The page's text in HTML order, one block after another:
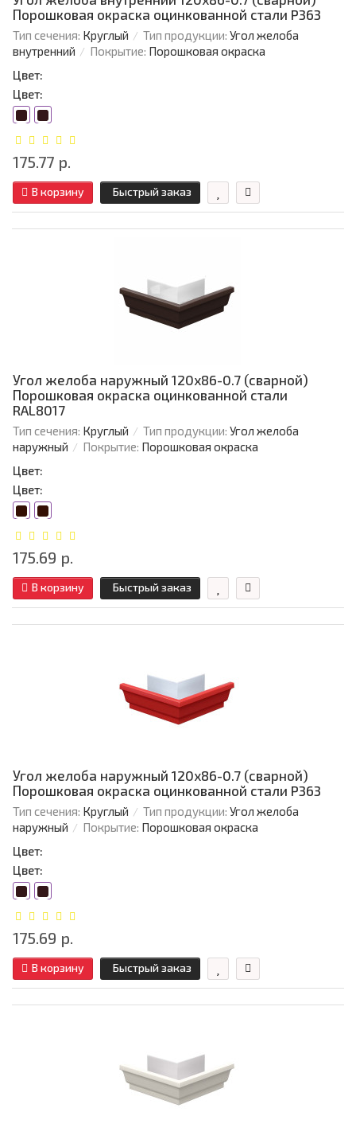
Порошковая окраска оцинкованной стали P363
Тип сечения: Круглый Тип продукции: Угол желоба
внутренний
Покрытие: Порошковая окраска
Цвет:
Цвет:
175.77 р.
В корзину Быстрый заказ
Угол желоба наружный 120х86-0.7 (сварной)
Порошковая окраска оцинкованной стали
RAL8017
Тип сечения: Круглый Тип продукции: Угол желоба
наружный
Покрытие: Порошковая окраска
Цвет:
Цвет:
175.69 р.
В корзину Быстрый заказ
Угол желоба наружный 120х86-0.7 (сварной)
Порошковая окраска оцинкованной стали P363
Тип сечения: Круглый Тип продукции: Угол желоба
наружный
Покрытие: Порошковая окраска
Цвет:
Цвет:
175.69 р.
В корзину Быстрый заказ